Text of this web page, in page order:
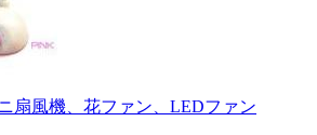
扇風機、花ファン、LEDファン